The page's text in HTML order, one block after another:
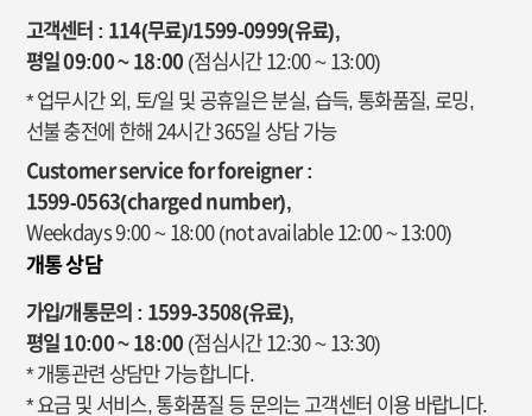
고객센터 : 114(무료)/1599-0999(유료),
평일 09:00 ~ 18:00 (점심시간 12:00 ~ 13:00)
* 업무시간 외, 토/일 및 공휴일은 분실, 습득, 통화품질, 로밍,
선불 충전에 한해 24시간 365일 상담 가능
Customer service for foreigner :
1599-0563(charged number),
Weekdays 9:00 ~ 18:00 (not available 12:00 ~ 13:00)
개통 상담
가입/개통문의 : 1599-3508(유료),
평일 10:00 ~ 18:00 (점심시간 12:30 ~ 13:30)
* 개통관련 상담만 가능합니다.
* 요금 및 서비스, 통화품질 등 문의는 고객센터 이용 바랍니다.